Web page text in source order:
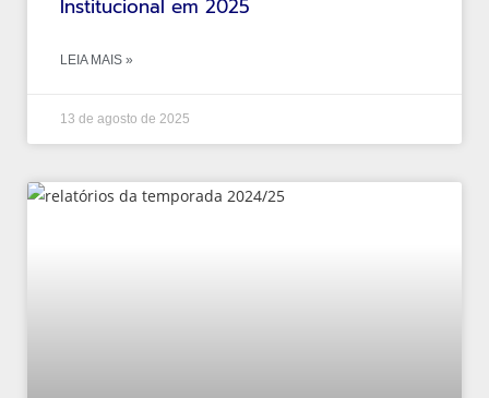
Institucional em 2025
LEIA MAIS »
13 de agosto de 2025